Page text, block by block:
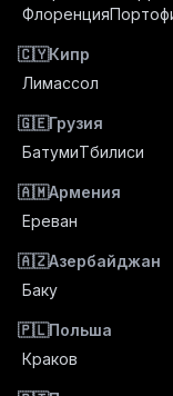
Флоренция
🇨🇾Кипр
Лимассол
🇬🇪Грузия
БатумиТбилиси
🇦🇲Армения
Ереван
🇦🇿Азербайджан
Баку
🇵🇱Польша
Краков